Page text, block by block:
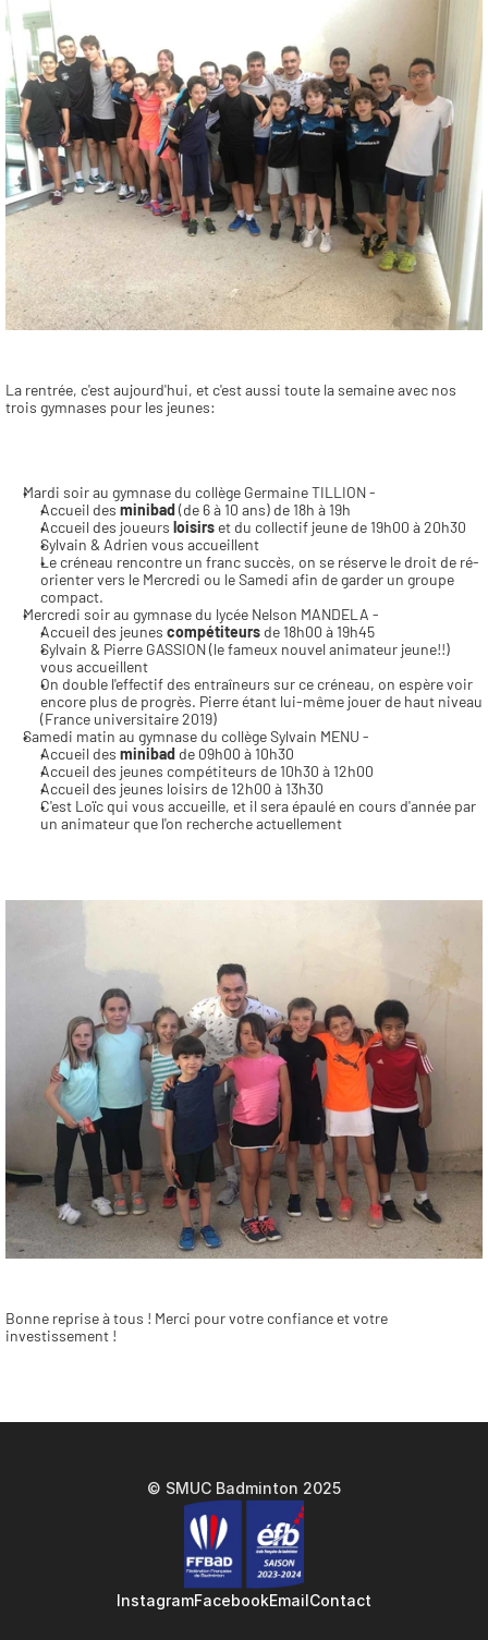
La rentrée, c'est aujourd'hui, et c'est aussi toute la semaine avec nos
trois gymnases pour les jeunes:
Mardi soir au gymnase du collège Germaine TILLION -
Accueil des minibad (de 6 à 10 ans) de 18h à 19h
Accueil des joueurs loisirs et du collectif jeune de 19h00 à 20h30
Sylvain & Adrien vous accueillent
Le créneau rencontre un franc succès, on se réserve le droit de ré-
orienter vers le Mercredi ou le Samedi afin de garder un groupe
compact.
Mercredi soir au gymnase du lycée Nelson MANDELA -
Accueil des jeunes compétiteurs de 18h00 à 19h45
Sylvain & Pierre GASSION (le fameux nouvel animateur jeune!!)
vous accueillent
On double l'effectif des entraîneurs sur ce créneau, on espère voir
encore plus de progrès. Pierre étant lui-même jouer de haut niveau
(France universitaire 2019)
Samedi matin au gymnase du collège Sylvain MENU -
Accueil des minibad de 09h00 à 10h30
Accueil des jeunes compétiteurs de 10h30 à 12h00
Accueil des jeunes loisirs de 12h00 à 13h30
C'est Loïc qui vous accueille, et il sera épaulé en cours d'année par
un animateur que l'on recherche actuellement
Bonne reprise à tous ! Merci pour votre confiance et votre
investissement !
© SMUC Badminton 2025
InstagramFacebookEmailContact